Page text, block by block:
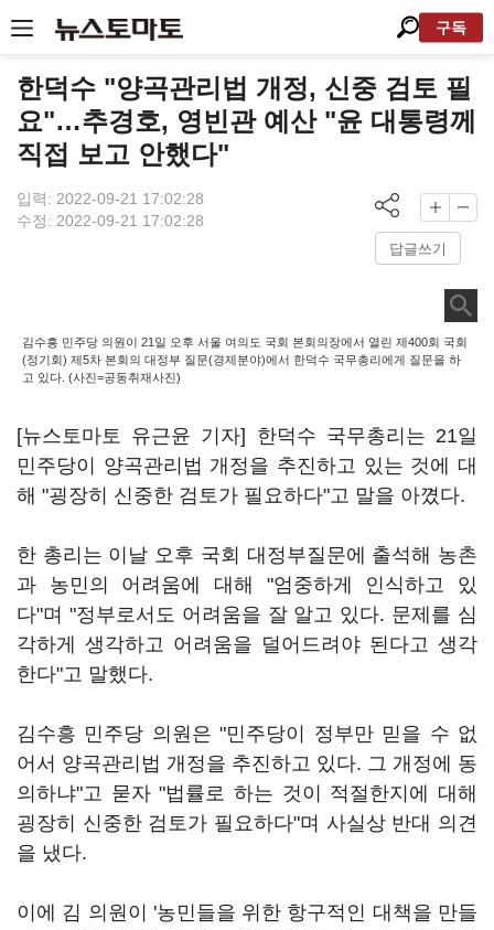
구독
한덕수 "양곡관리법 개정, 신중 검토 필
요"…추경호, 영빈관 예산 "윤 대통령께
직접 보고 안했다"
입력: 2022-09-21 17:02:28
수정: 2022-09-21 17:02:28
답글쓰기
김수흥 민주당 의원이 21일 오후 서울 여의도 국회 본회의장에서 열린 제400회 국회
(정기회) 제5차 본회의 대정부 질문(경제분야)에서 한덕수 국무총리에게 질문을 하
고 있다. (사진=공동취재사진)
[뉴스토마토 유근윤 기자] 한덕수 국무총리는 21일
민주당이 양곡관리법 개정을 추진하고 있는 것에 대
해 "굉장히 신중한 검토가 필요하다"고 말을 아꼈다.
한 총리는 이날 오후 국회 대정부질문에 출석해 농촌
과 농민의 어려움에 대해 "엄중하게 인식하고 있
다"며 "정부로서도 어려움을 잘 알고 있다. 문제를 심
각하게 생각하고 어려움을 덜어드려야 된다고 생각
한다"고 말했다.
김수흥 민주당 의원은 "민주당이 정부만 믿을 수 없
어서 양곡관리법 개정을 추진하고 있다. 그 개정에 동
의하냐"고 묻자 "법률로 하는 것이 적절한지에 대해
굉장히 신중한 검토가 필요하다"며 사실상 반대 의견
을 냈다.
이에 김 의원이 '농민들을 위한 항구적인 대책을 만들